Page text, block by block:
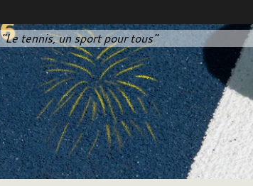
"Le tennis, un sport pour tous"